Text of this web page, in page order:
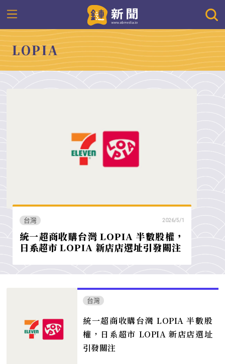
LOPIA
台灣 2026/5/1
統一超商收購台灣 LOPIA 半數股權，
日系超市 LOPIA 新店店選址引發關注
台灣
統一超商收購台灣 LOPIA 半數股
權，日系超市 LOPIA 新店店選址
引發關注